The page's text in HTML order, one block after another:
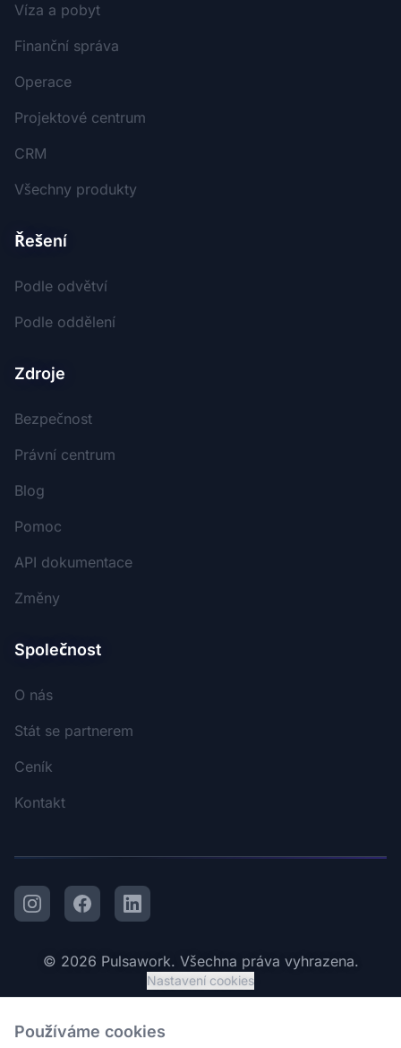
Víza a pobyt
Finanční správa
Operace
Projektové centrum
CRM
Všechny produkty
Řešení
Podle odvětví
Podle oddělení
Zdroje
Bezpečnost
Právní centrum
Blog
Pomoc
API dokumentace
Změny
Společnost
O nás
Stát se partnerem
Ceník
Kontakt
InstagramFacebookLinkedIn
© 2026 Pulsawork. Všechna práva vyhrazena.
Nastavení cookies
Používáme cookies